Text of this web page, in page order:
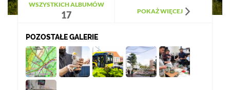
WSZYSTKICH ALBUMÓW
17 POKAŻ WIĘCEJ
POZOSTAŁE GALERIE